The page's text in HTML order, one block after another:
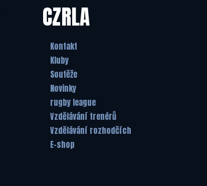
CZRLA
Kontakt
Kluby
Soutěže
Novinky
rugby league
Vzdělávání trenérů
Vzdělávání rozhodčích
E-shop